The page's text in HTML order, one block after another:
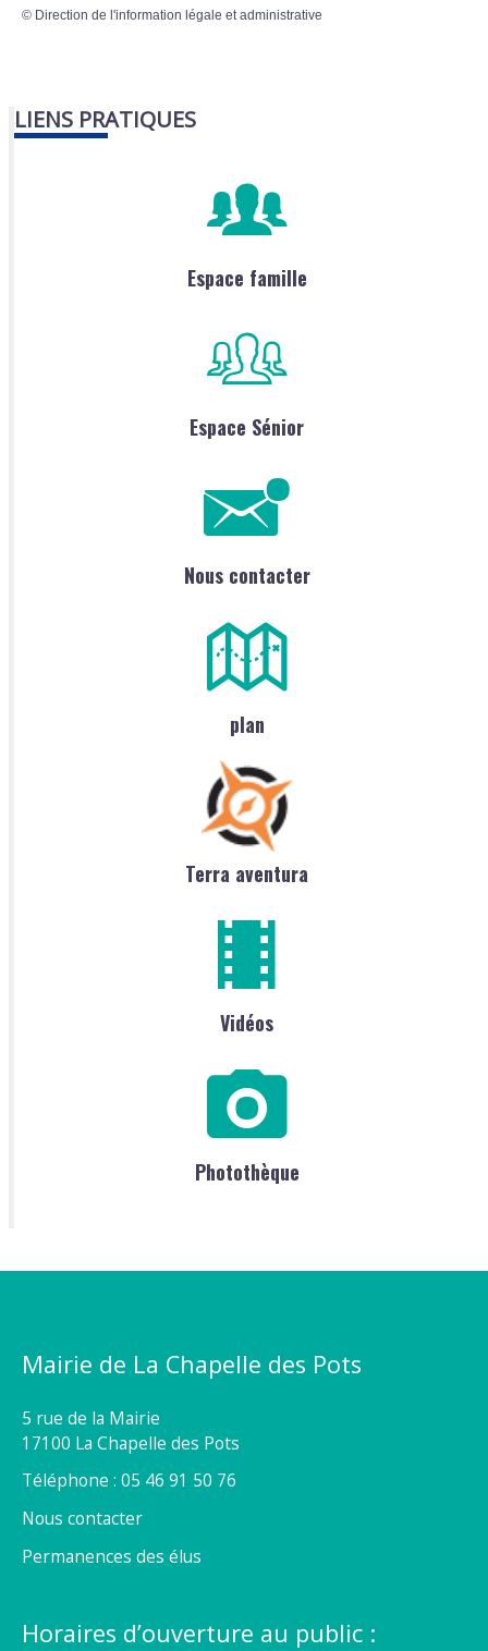
© Direction de l'information légale et administrative
LIENS PRATIQUES
Espace famille
Espace Sénior
Nous contacter
plan
Terra aventura
Vidéos
Photothèque
Mairie de La Chapelle des Pots
5 rue de la Mairie
17100 La Chapelle des Pots
Téléphone : 05 46 91 50 76
Nous contacter
Permanences des élus
Horaires d’ouverture au public :